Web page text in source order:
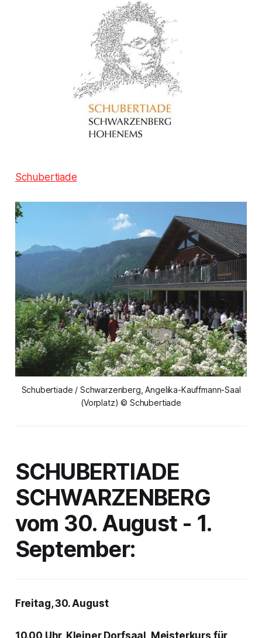
Schubertiade
Schubertiade / Schwarzenberg, Angelika-Kauffmann-Saal
(Vorplatz) © Schubertiade
SCHUBERTIADE
SCHWARZENBERG
vom 30. August - 1.
September:
Freitag, 30. August
10.00 Uhr, Kleiner Dorfsaal, Meisterkurs für